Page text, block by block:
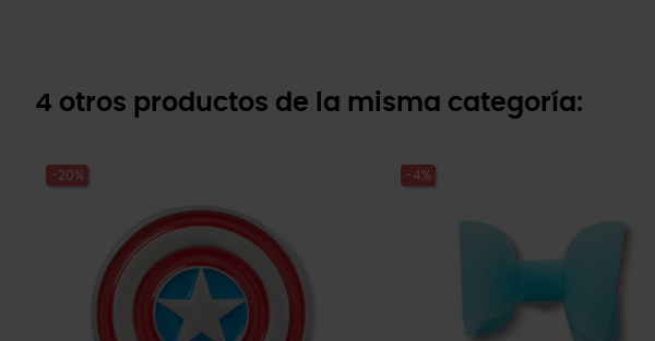
4 otros productos de la misma categoría:
-20% -4%